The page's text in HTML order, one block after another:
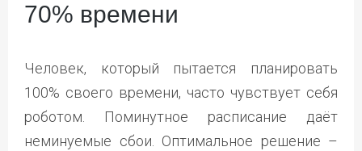
70% времени
Человек, который пытается планировать
100% своего времени, часто чувствует себя
роботом. Поминутное расписание даёт
неминуемые сбои. Оптимальное решение –